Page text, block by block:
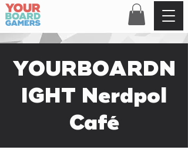
YOURBOARDN
IGHT Nerdpol
Café